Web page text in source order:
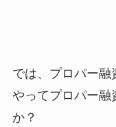
では、プロパー融
やってプロパー融
か？